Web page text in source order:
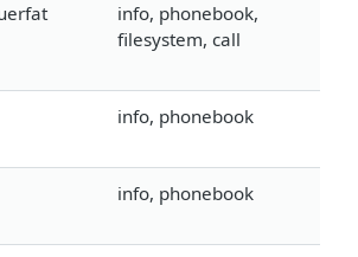
info, phonebook,
filesystem, call
info, phonebook
info, phonebook